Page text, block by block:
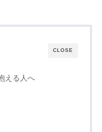
CLOSE
える人へ